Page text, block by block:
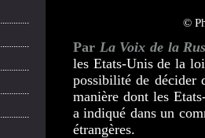
©
Par La Voix de la
les Etats-Unis de la
possibilité de décider
manière dont les
a indiqué dans un
étrangères.